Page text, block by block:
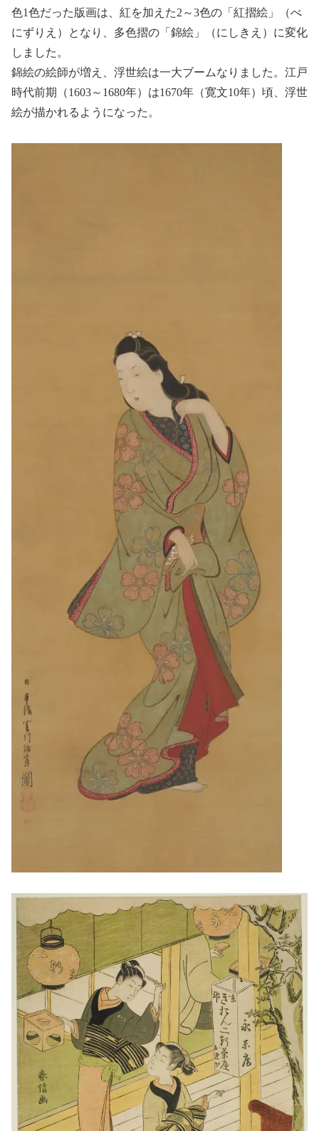
色1色だった版画は、紅を加えた2～3色の「紅摺絵」（べ
にずりえ）となり、多色摺の「錦絵」（にしきえ）に変化
しました。
錦絵の絵師が増え、浮世絵は一大ブームなりました。江戸
時代前期（1603～1680年）は1670年（寛文10年）頃、浮世
絵が描かれるようになった。